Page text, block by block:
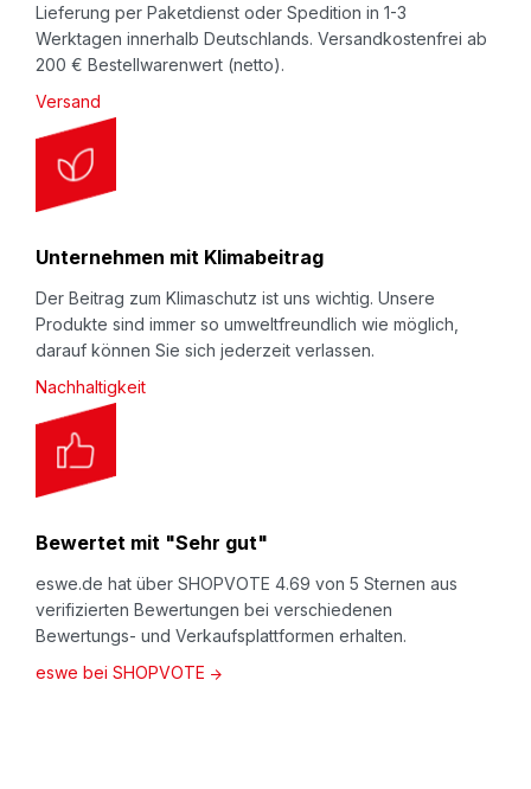
Lieferung per Paketdienst oder Spedition in 1-3
Werktagen innerhalb Deutschlands. Versandkostenfrei ab
200 € Bestellwarenwert (netto).
Versand
Unternehmen mit Klimabeitrag
Der Beitrag zum Klimaschutz ist uns wichtig. Unsere
Produkte sind immer so umweltfreundlich wie möglich,
darauf können Sie sich jederzeit verlassen.
Nachhaltigkeit
Bewertet mit "Sehr gut"
eswe.de hat über SHOPVOTE 4.69 von 5 Sternen aus
verifizierten Bewertungen bei verschiedenen
Bewertungs- und Verkaufsplattformen erhalten.
eswe bei SHOPVOTE